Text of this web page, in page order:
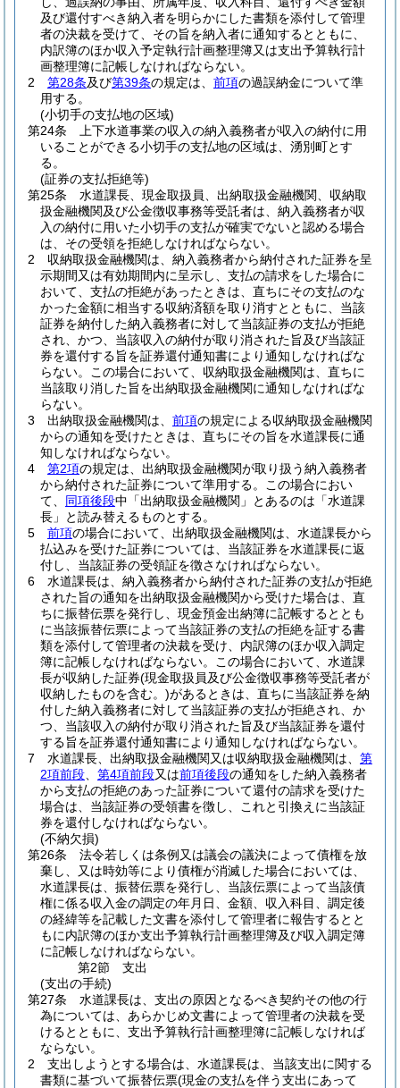
及び還付すべき納入者を明らかにした書類を添付して管理
者の決裁を受けて、その旨を納入者に通知するとともに、
内訳簿のほか収入予定執行計画整理簿又は支出予算執行計
画整理簿に記帳しなければならない。
2
第28条及び第39条の規定は、 前項の過誤納金について準
用する。
(小切手の支払地の区域)
第24条
上下水道事業の収入の納入義務者が収入の納付に用
いることができる小切手の支払地の区域は、湧別町とす
る。
(証券の支払拒絶等)
第25条
水道課長、現金取扱員、出納取扱金融機関、収納取
扱金融機関及び公金徴収事務等受託者は、納入義務者が収
入の納付に用いた小切手の支払が確実でないと認める場合
は、その受領を拒絶しなければならない。
2
収納取扱金融機関は、納入義務者から納付された証券を呈
示期間又は有効期間内に呈示し、支払の請求をした場合に
おいて、支払の拒絶があったときは、直ちにその支払のな
かった金額に相当する収納済額を取り消すとともに、当該
証券を納付した納入義務者に対して当該証券の支払が拒絶
され、かつ、当該収入の納付が取り消された旨及び当該証
券を還付する旨を証券還付通知書により通知しなければな
らない。
この場合において、収納取扱金融機関は、直ちに
当該取り消した旨を出納取扱金融機関に通知しなければな
らない。
3
出納取扱金融機関は、 前項の規定による収納取扱金融機関
からの通知を受けたときは、直ちにその旨を水道課長に通
知しなければならない。
4
第2項の規定は、出納取扱金融機関が取り扱う納入義務者
から納付された証券について準用する。
この場合におい
て、 同項後段中「出納取扱金融機関」とあるのは「水道課
長」と読み替えるものとする。
5
前項の場合において、出納取扱金融機関は、水道課長から
払込みを受けた証券については、当該証券を水道課長に返
付し、当該証券の受領証を徴さなければならない。
6
水道課長は、納入義務者から納付された証券の支払が拒絶
された旨の通知を出納取扱金融機関から受けた場合は、直
ちに振替伝票を発行し、現金預金出納簿に記帳するととも
に当該振替伝票によって当該証券の支払の拒絶を証する書
類を添付して管理者の決裁を受け、内訳簿のほか収入調定
簿に記帳しなければならない。
この場合において、水道課
長が収納した証券(現金取扱員及び公金徴収事務等受託者が
収納したものを含む。)があるときは、直ちに当該証券を納
付した納入義務者に対して当該証券の支払が拒絶され、か
つ、当該収入の納付が取り消された旨及び当該証券を還付
する旨を証券還付通知書により通知しなければならない。
7
水道課長、出納取扱金融機関又は収納取扱金融機関は、 第
2項前段
第4項前段又は前項後段の通知をした納入義務者
から支払の拒絶のあった証券について還付の請求を受けた
場合は、当該証券の受領書を徴し、これと引換えに当該証
券を還付しなければならない。
(不納欠損)
第26条
法令若しくは条例又は議会の議決によって債権を放
棄し、又は時効等により債権が消滅した場合においては、
水道課長は、振替伝票を発行し、当該伝票によって当該債
権に係る収入金の調定の年月日、金額、収入科目、調定後
の経緯等を記載した文書を添付して管理者に報告するとと
もに内訳簿のほか支出予算執行計画整理簿及び収入調定簿
に記帳しなければならない。
第2節
支出
(支出の手続)
第27条
水道課長は、支出の原因となるべき契約その他の行
為については、あらかじめ文書によって管理者の決裁を受
けるとともに、支出予算執行計画整理簿に記帳しなければ
ならない。
2
支出しようとする場合は、水道課長は、当該支出に関する
書類に基づいて振替伝票(現金の支払を伴う支出にあって